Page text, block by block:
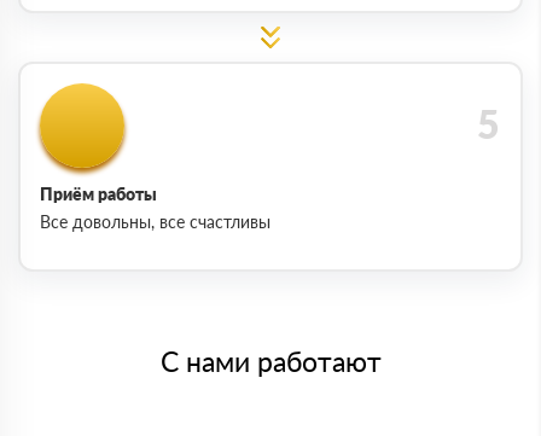
Приём работы
Все довольны, все счастливы
С нами работают